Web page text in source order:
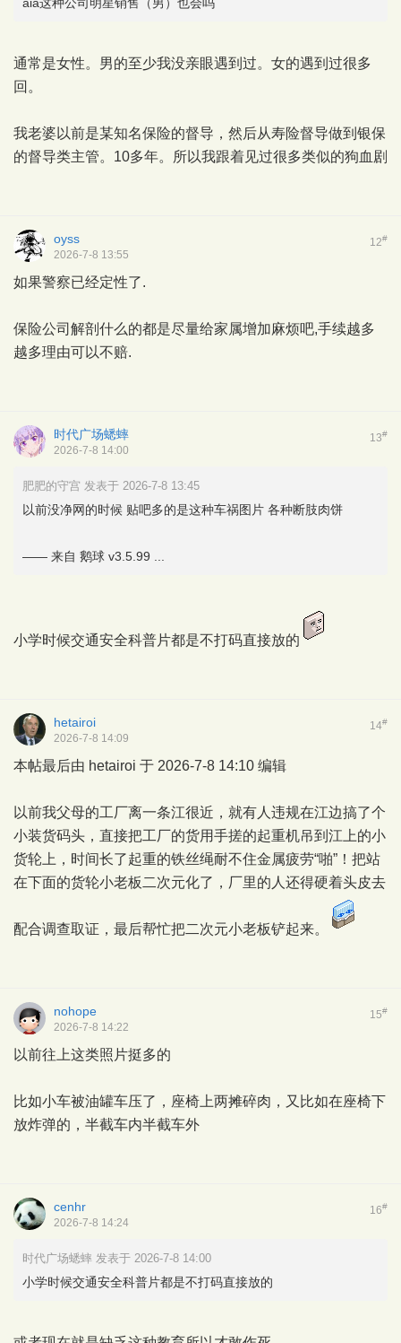
通常是女性。男的至少我没亲眼遇到过。女的遇到过很多
回。
我老婆以前是某知名保险的督导，然后从寿险督导做到银保
的督导类主管。10多年。所以我跟着见过很多类似的狗血剧
12#
oyss
2026-7-8 13:55
如果警察已经定性了.
保险公司解剖什么的都是尽量给家属增加麻烦吧,手续越多
越多理由可以不赔.
13#
时代广场蟋蟀
2026-7-8 14:00
肥肥的守宫 发表于 2026-7-8 13:45
以前没净网的时候 贴吧多的是这种车祸图片 各种断肢肉饼
—— 来自 鹅球 v3.5.99 ...
小学时候交通安全科普片都是不打码直接放的
14#
hetairoi
2026-7-8 14:09
本帖最后由 hetairoi 于 2026-7-8 14:10 编辑
以前我父母的工厂离一条江很近，就有人违规在江边搞了个
小装货码头，直接把工厂的货用手搓的起重机吊到江上的小
货轮上，时间长了起重的铁丝绳耐不住金属疲劳“啪”！把站
在下面的货轮小老板二次元化了，厂里的人还得硬着头皮去
配合调查取证，最后帮忙把二次元小老板铲起来。
15#
nohope
2026-7-8 14:22
以前往上这类照片挺多的
比如小车被油罐车压了，座椅上两摊碎肉，又比如在座椅下
放炸弹的，半截车内半截车外
16#
cenhr
2026-7-8 14:24
时代广场蟋蟀 发表于 2026-7-8 14:00
小学时候交通安全科普片都是不打码直接放的